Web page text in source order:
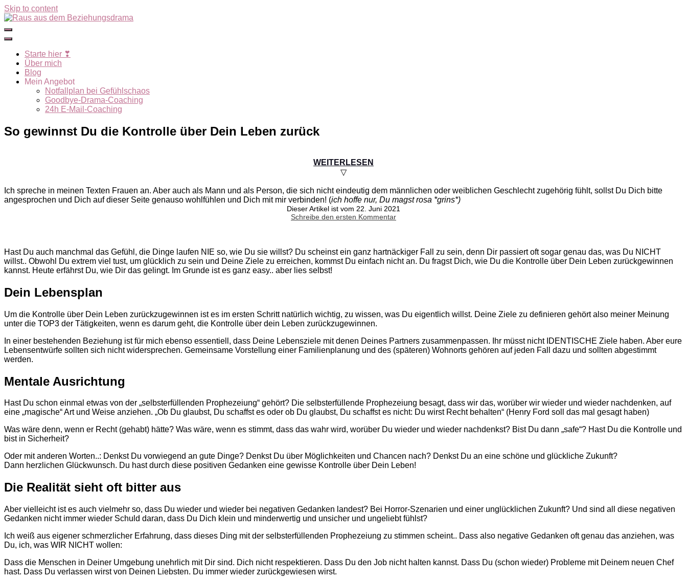
Skip to content
Starte hier ❣
Über mich
Blog
Mein Angebot
Notfallplan bei Gefühlschaos
Goodbye-Drama-Coaching
24h E-Mail-Coaching
So gewinnst Du die Kontrolle über Dein Leben zurück
WEITERLESEN
▽
Ich spreche in meinen Texten Frauen an. Aber auch als Mann und als Person, die sich nicht eindeutig dem männlichen oder weiblichen Geschlecht zugehörig fühlt, sollst Du Dich bitte
angesprochen und Dich auf dieser Seite genauso wohlfühlen und Dich mit mir verbinden! (ich hoffe nur, Du magst rosa *grins*)
Dieser Artikel ist vom 22. Juni 2021
Schreibe den ersten Kommentar
Hast Du auch manchmal das Gefühl, die Dinge laufen NIE so, wie Du sie willst? Du scheinst ein ganz hartnäckiger Fall zu sein, denn Dir passiert oft sogar genau das, was Du NICHT
willst.. Obwohl Du extrem viel tust, um glücklich zu sein und Deine Ziele zu erreichen, kommst Du einfach nicht an. Du fragst Dich, wie Du die Kontrolle über Dein Leben zurückgewinnen
kannst. Heute erfährst Du, wie Dir das gelingt. Im Grunde ist es ganz easy.. aber lies selbst!
Dein Lebensplan
Um die Kontrolle über Dein Leben zurückzugewinnen ist es im ersten Schritt natürlich wichtig, zu wissen, was Du eigentlich willst. Deine Ziele zu definieren gehört also meiner Meinung
unter die TOP3 der Tätigkeiten, wenn es darum geht, die Kontrolle über dein Leben zurückzugewinnen.
In einer bestehenden Beziehung ist für mich ebenso essentiell, dass Deine Lebensziele mit denen Deines Partners zusammenpassen. Ihr müsst nicht IDENTISCHE Ziele haben. Aber eure
Lebensentwürfe sollten sich nicht widersprechen. Gemeinsame Vorstellung einer Familienplanung und des (späteren) Wohnorts gehören auf jeden Fall dazu und sollten abgestimmt
werden.
Mentale Ausrichtung
Hast Du schon einmal etwas von der „selbsterfüllenden Prophezeiung“ gehört? Die selbsterfüllende Prophezeiung besagt, dass wir das, worüber wir wieder und wieder nachdenken, auf
eine „magische“ Art und Weise anziehen. „Ob Du glaubst, Du schaffst es oder ob Du glaubst, Du schaffst es nicht: Du wirst Recht behalten“ (Henry Ford soll das mal gesagt haben)
Was wäre denn, wenn er Recht (gehabt) hätte? Was wäre, wenn es stimmt, dass das wahr wird, worüber Du wieder und wieder nachdenkst? Bist Du dann „safe“? Hast Du die Kontrolle und
bist in Sicherheit?
Oder mit anderen Worten..: Denkst Du vorwiegend an gute Dinge? Denkst Du über Möglichkeiten und Chancen nach? Denkst Du an eine schöne und glückliche Zukunft?
Dann herzlichen Glückwunsch. Du hast durch diese positiven Gedanken eine gewisse Kontrolle über Dein Leben!
Die Realität sieht oft bitter aus
Aber vielleicht ist es auch vielmehr so, dass Du wieder und wieder bei negativen Gedanken landest? Bei Horror-Szenarien und einer unglücklichen Zukunft? Und sind all diese negativen
Gedanken nicht immer wieder Schuld daran, dass Du Dich klein und minderwertig und unsicher und ungeliebt fühlst?
Ich weiß aus eigener schmerzlicher Erfahrung, dass dieses Ding mit der selbsterfüllenden Prophezeiung zu stimmen scheint.. Dass also negative Gedanken oft genau das anziehen, was
Du, ich, was WIR NICHT wollen:
Dass die Menschen in Deiner Umgebung unehrlich mit Dir sind. Dich nicht respektieren. Dass Du den Job nicht halten kannst. Dass Du (schon wieder) Probleme mit Deinem neuen Chef
hast. Dass Du verlassen wirst von Deinen Liebsten. Du immer wieder zurückgewiesen wirst.